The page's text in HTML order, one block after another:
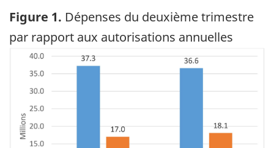
Figure 1. Dépenses du deuxième trimestre
par rapport aux autorisations annuelles
Image